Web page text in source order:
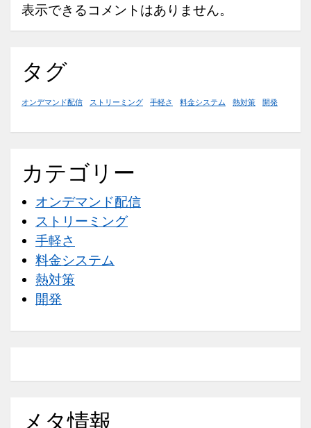
表示できるコメントはありません。
タグ
オンデマンド配信 ストリーミング 手軽さ 料金システム 熱対策 開発
カテゴリー
オンデマンド配信
ストリーミング
手軽さ
料金システム
熱対策
開発
メタ情報